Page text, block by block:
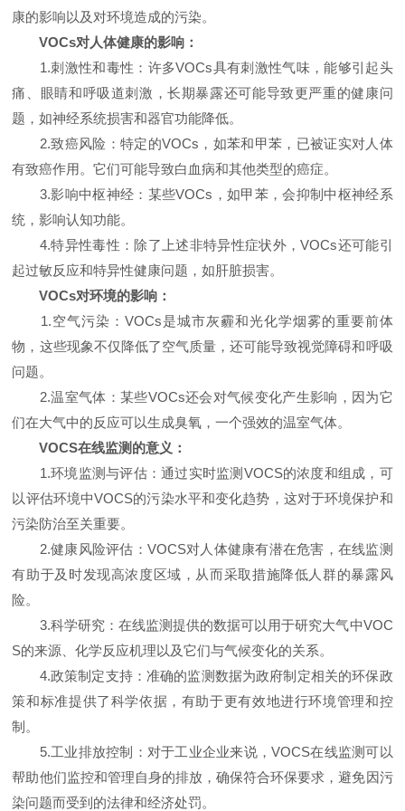
康的影响以及对环境造成的污染。
VOCs对人体健康的影响：
1.刺激性和毒性：许多VOCs具有刺激性气味，能够引起头
痛、眼睛和呼吸道刺激，长期暴露还可能导致更严重的健康问
题，如神经系统损害和器官功能降低。
2.致癌风险：特定的VOCs，如苯和甲苯，已被证实对人体
有致癌作用。它们可能导致白血病和其他类型的癌症。
3.影响中枢神经：某些VOCs，如甲苯，会抑制中枢神经系
统，影响认知功能。
4.特异性毒性：除了上述非特异性症状外，VOCs还可能引
起过敏反应和特异性健康问题，如肝脏损害。
VOCs对环境的影响：
1.空气污染：VOCs是城市灰霾和光化学烟雾的重要前体
物，这些现象不仅降低了空气质量，还可能导致视觉障碍和呼吸
问题。
2.温室气体：某些VOCs还会对气候变化产生影响，因为它
们在大气中的反应可以生成臭氧，一个强效的温室气体。
VOCS在线监测的意义：
1.环境监测与评估：通过实时监测VOCS的浓度和组成，可
以评估环境中VOCS的污染水平和变化趋势，这对于环境保护和
污染防治至关重要。
2.健康风险评估：VOCS对人体健康有潜在危害，在线监测
有助于及时发现高浓度区域，从而采取措施降低人群的暴露风
险。
3.科学研究：在线监测提供的数据可以用于研究大气中VOC
S的来源、化学反应机理以及它们与气候变化的关系。
4.政策制定支持：准确的监测数据为政府制定相关的环保政
策和标准提供了科学依据，有助于更有效地进行环境管理和控
制。
5.工业排放控制：对于工业企业来说，VOCS在线监测可以
帮助他们监控和管理自身的排放，确保符合环保要求，避免因污
染问题而受到的法律和经济处罚。